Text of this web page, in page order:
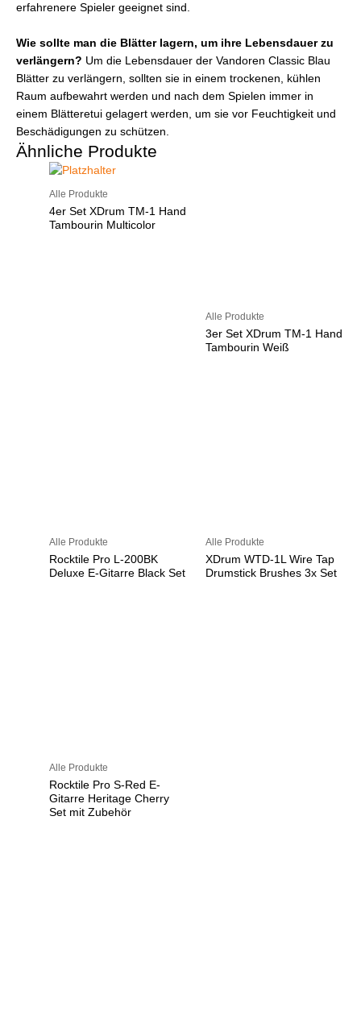
erfahrenere Spieler geeignet sind.
Wie sollte man die Blätter lagern, um ihre Lebensdauer zu
verlängern? Um die Lebensdauer der Vandoren Classic Blau
Blätter zu verlängern, sollten sie in einem trockenen, kühlen
Raum aufbewahrt werden und nach dem Spielen immer in
einem Blätteretui gelagert werden, um sie vor Feuchtigkeit und
Beschädigungen zu schützen.
Ähnliche Produkte
Alle Produkte
4er Set XDrum TM-1 Hand
Tambourin Multicolor
Alle Produkte
3er Set XDrum TM-1 Hand
Tambourin Weiß
Alle Produkte
Rocktile Pro L-200BK
Deluxe E-Gitarre Black Set
Alle Produkte
XDrum WTD-1L Wire Tap
Drumstick Brushes 3x Set
Alle Produkte
Rocktile Pro S-Red E-
Gitarre Heritage Cherry
Set mit Zubehör